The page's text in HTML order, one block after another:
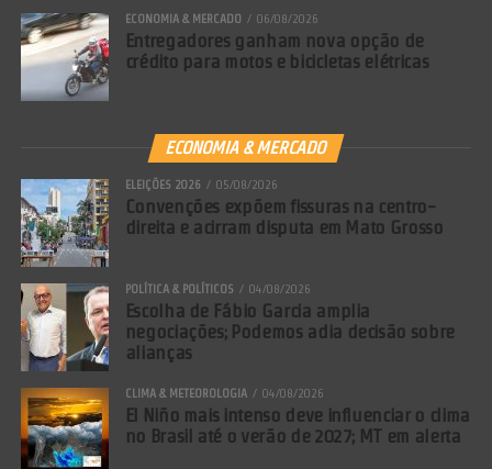
ECONOMIA & MERCADO 06/08/2026
Entregadores ganham nova opção de
crédito para motos e bicicletas elétricas
ECONOMIA & MERCADO
ELEIÇÕES 2026 05/08/2026
Convenções expõem fissuras na centro-
direita e acirram disputa em Mato Grosso
POLÍTICA & POLÍTICOS 04/08/2026
Escolha de Fábio Garcia amplia
negociações; Podemos adia decisão sobre
alianças
CLIMA & METEOROLOGIA 04/08/2026
El Niño mais intenso deve influenciar o clima
no Brasil até o verão de 2027; MT em alerta